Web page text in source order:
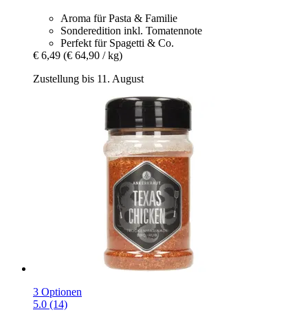
Aroma für Pasta & Familie
Sonderedition inkl. Tomatennote
Perfekt für Spagetti & Co.
€ 6,49 (€ 64,90 / kg)
Zustellung bis 11. August
3 Optionen
5.0 (14)